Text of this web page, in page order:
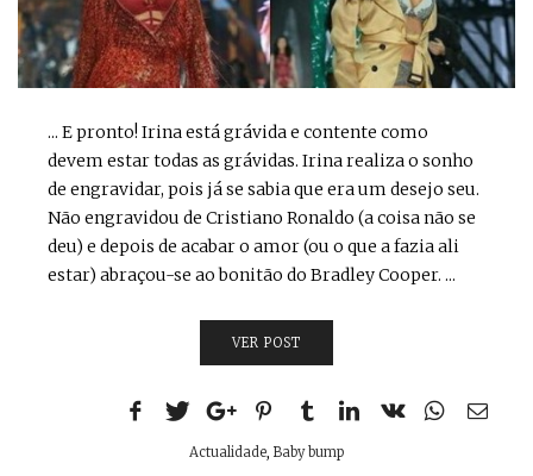
... E pronto! Irina está grávida e contente como
devem estar todas as grávidas. Irina realiza o sonho
de engravidar, pois já se sabia que era um desejo seu.
Não engravidou de Cristiano Ronaldo (a coisa não se
deu) e depois de acabar o amor (ou o que a fazia ali
estar) abraçou-se ao bonitão do Bradley Cooper. ...
VER POST
Actualidade, Baby bump